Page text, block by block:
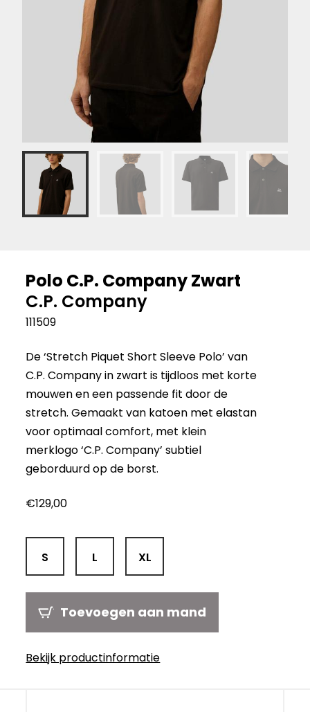
Polo C.P. Company Zwart
C.P. Company
111509
De ‘Stretch Piquet Short Sleeve Polo’ van
C.P. Company in zwart is tijdloos met korte
mouwen en een passende fit door de
stretch. Gemaakt van katoen met elastan
voor optimaal comfort, met klein
merklogo ‘C.P. Company’ subtiel
geborduurd op de borst.
€129,00
S L XL
Toevoegen aan mand
Bekijk productinformatie